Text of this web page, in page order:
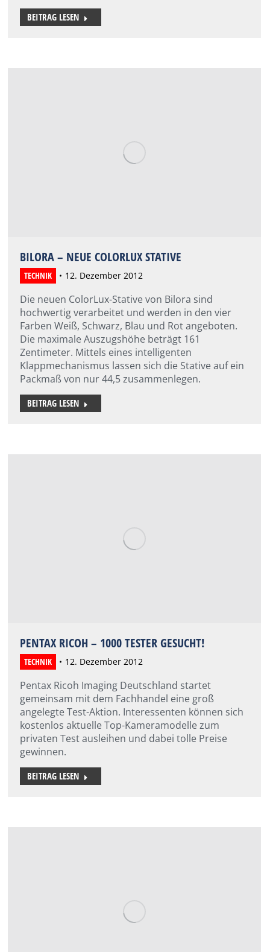
BEITRAG LESEN
BILORA – NEUE COLORLUX STATIVE
TECHNIK 12. Dezember 2012
Die neuen ColorLux-Stative von Bilora sind
hochwertig verarbeitet und werden in den vier
Farben Weiß, Schwarz, Blau und Rot angeboten.
Die maximale Auszugshöhe beträgt 161
Zentimeter. Mittels eines intelligenten
Klappmechanismus lassen sich die Stative auf ein
Packmaß von nur 44,5 zusammenlegen.
BEITRAG LESEN
PENTAX RICOH – 1000 TESTER GESUCHT!
TECHNIK 12. Dezember 2012
Pentax Ricoh Imaging Deutschland startet
gemeinsam mit dem Fachhandel eine groß
angelegte Test-Aktion. Interessenten können sich
kostenlos aktuelle Top-Kameramodelle zum
privaten Test ausleihen und dabei tolle Preise
gewinnen.
BEITRAG LESEN